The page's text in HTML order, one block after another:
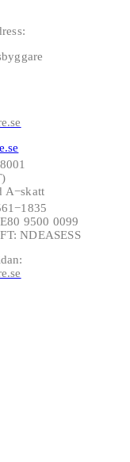
A−skatt
9500 0099
NDEASESS